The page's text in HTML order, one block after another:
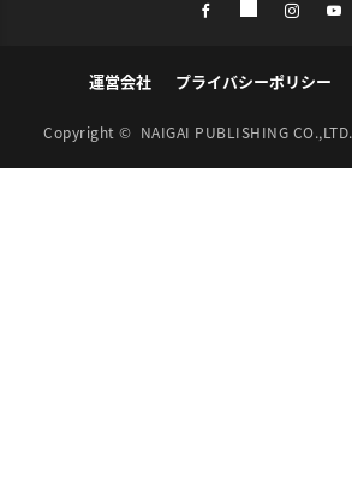
運営会社 プライバシーポリシー
Copyright © NAIGAI PUBLISHING CO.,LTD.